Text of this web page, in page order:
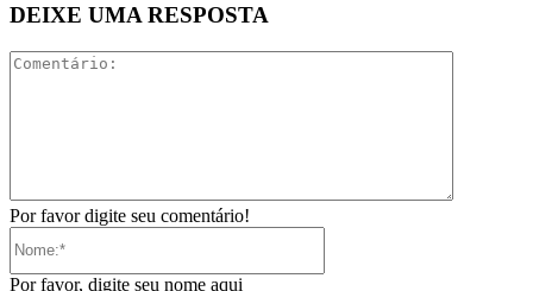
DEIXE UMA RESPOSTA
Por favor digite seu comentário!
Por favor, digite seu nome aqui